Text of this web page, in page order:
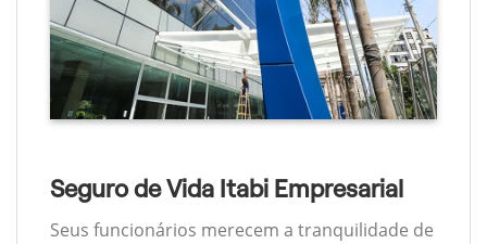
Seguro de Vida Itabi Empresarial
Seus funcionários merecem a tranquilidade de